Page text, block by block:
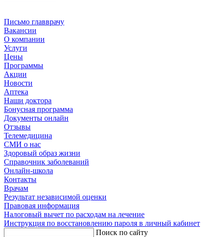
Письмо главврачу
Вакансии
О компании
Услуги
Цены
Программы
Акции
Новости
Аптека
Наши доктора
Бонусная программа
Документы онлайн
Отзывы
Телемедицина
СМИ о нас
Здоровый образ жизни
Справочник заболеваний
Онлайн-школа
Контакты
Врачам
Результат независимой оценки
Правовая информация
Налоговый вычет по расходам на лечение
Инструкция по восстановлению пароля в личный кабинет
Поиск по сайту